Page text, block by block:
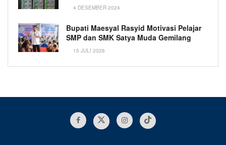
4 DESEMBER 2024
Bupati Maesyal Rasyid Motivasi Pelajar
SMP dan SMK Satya Muda Gemilang
15 JULI 2026